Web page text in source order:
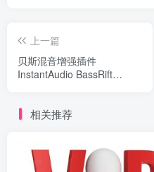
上一篇
贝斯混音增强插件
InstantAudio BassRift
相关推荐